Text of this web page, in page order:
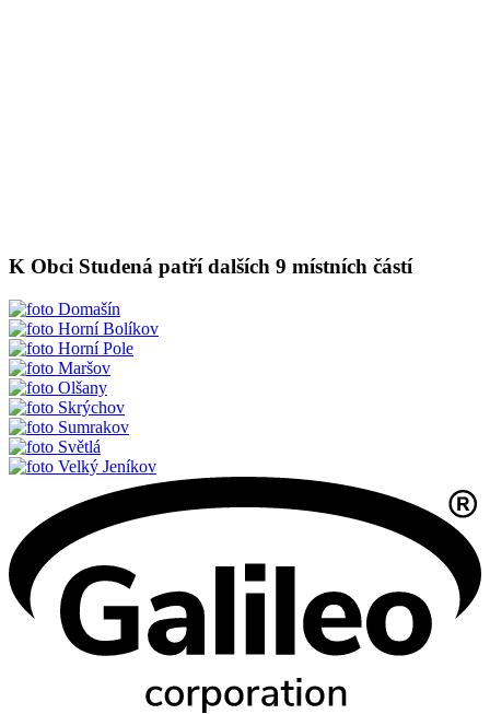
K Obci Studená patří dalších 9 místních částí
Domašín
Horní Bolíkov
Horní Pole
Maršov
Olšany
Skrýchov
Sumrakov
Světlá
Velký Jeníkov